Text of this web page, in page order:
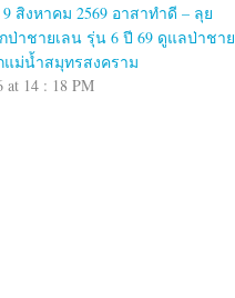
สิงหาคม 2569 อาสาทำดี – ลุย
ป่าชายเลน รุ่น 6 ปี 69 ดูแลป่าชาย
ม่น้ำสมุทรสงคราม
at 14 : 18 PM